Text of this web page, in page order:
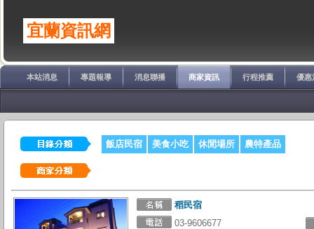
宜蘭資訊網
本站消息 專題報導 消息聯播 商家資訊 行程推薦 優惠
飯店民宿 美食小吃 休閒場所 農特產品
稻民宿
03-9606677